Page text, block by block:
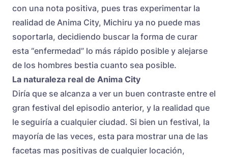
con una nota positiva, pues tras experimentar la
realidad de Anima City, Michiru ya no puede mas
soportarla, decidiendo buscar la forma de curar
esta “enfermedad” lo más rápido posible y alejarse
de los hombres bestia cuanto sea posible.
La naturaleza real de Anima City
Diría que se alcanza a ver un buen contraste entre el
gran festival del episodio anterior, y la realidad que
le seguiría a cualquier ciudad. Si bien un festival, la
mayoría de las veces, esta para mostrar una de las
facetas mas positivas de cualquier locación,